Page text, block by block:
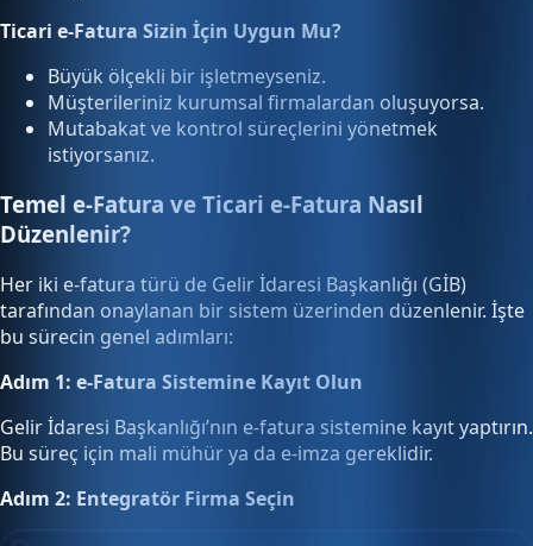
Ticari e-Fatura Sizin İçin Uygun Mu?
Büyük ölçekli bir işletmeyseniz.
Müşterileriniz kurumsal firmalardan oluşuyorsa.
Mutabakat ve kontrol süreçlerini yönetmek
istiyorsanız.
Temel e-Fatura ve Ticari e-Fatura Nasıl
Düzenlenir?
Her iki e-fatura türü de Gelir İdaresi Başkanlığı (GİB)
tarafından onaylanan bir sistem üzerinden düzenlenir. İşte
bu sürecin genel adımları:
Adım 1: e-Fatura Sistemine Kayıt Olun
Gelir İdaresi Başkanlığı’nın e-fatura sistemine kayıt yaptırın.
Bu süreç için mali mühür ya da e-imza gereklidir.
Adım 2: Entegratör Firma Seçin